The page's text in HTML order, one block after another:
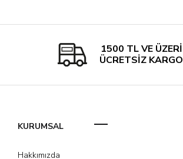
1500 TL VE ÜZERİ
ÜCRETSİZ KARGO
KURUMSAL
Hakkımızda